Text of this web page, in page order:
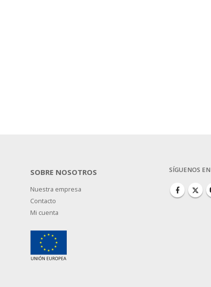
SOBRE NOSOTROS
Nuestra empresa
Contacto
Mi cuenta
SÍGUENOS EN